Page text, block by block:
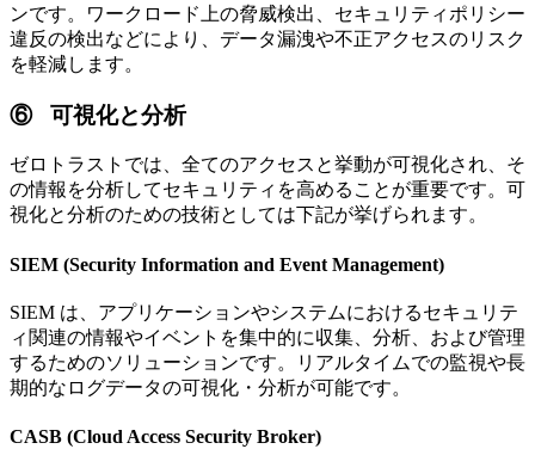
ンです。ワークロード上の脅威検出、セキュリティポリシー
違反の検出などにより、データ漏洩や不正アクセスのリスク
を軽減します。
⑥ 可視化と分析
ゼロトラストでは、全てのアクセスと挙動が可視化され、そ
の情報を分析してセキュリティを高めることが重要です。可
視化と分析のための技術としては下記が挙げられます。
SIEM (Security Information and Event Management)
SIEM は、アプリケーションやシステムにおけるセキュリテ
ィ関連の情報やイベントを集中的に収集、分析、および管理
するためのソリューションです。リアルタイムでの監視や長
期的なログデータの可視化・分析が可能です。
CASB (Cloud Access Security Broker)